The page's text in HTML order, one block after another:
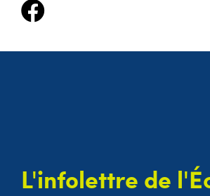
L'infolettre de